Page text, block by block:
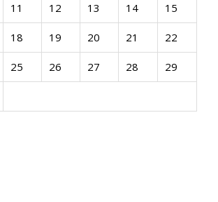
11 12 13 14 15
18 19 20 21 22
25 26 27 28 29